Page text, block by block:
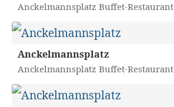
Anckelmannsplatz Buffet-Restaurant
Anckelmannsplatz
Anckelmannsplatz Buffet-Restaurant